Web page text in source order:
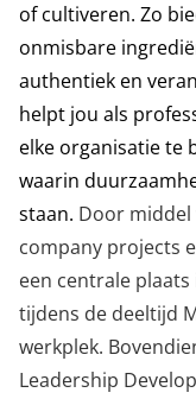
of cultiveren. Zo
onmisbare
authentiek en
helpt jou als
elke organisatie te
waarin
staan. Door middel
company projects
een centrale
tijdens de deeltijd
werkplek.
Leadership